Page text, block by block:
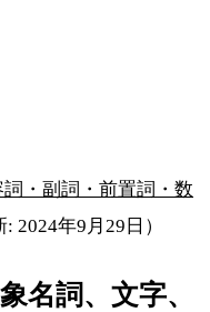
・副詞・前置詞・数
: 2024年9月29日）
名詞、文字、